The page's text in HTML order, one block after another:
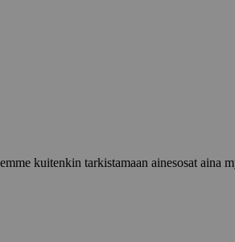
kuitenkin tarkistamaan ainesosat aina